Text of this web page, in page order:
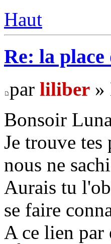
Haut
Re: la
par liliber »
Bonsoir
Je trouve tes
nous ne
Aurais tu
se faire
A ce lien par